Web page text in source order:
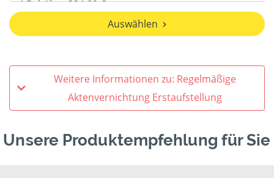
Auswählen
Weitere Informationen zu: Regelmäßige
Aktenvernichtung Erstaufstellung
Unsere Produktempfehlung für Sie